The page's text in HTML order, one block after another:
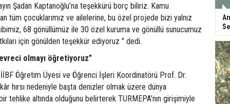
Şadan Kaptanoğlu’na teşekkürü borç biliriz. Kamu
tüm çocuklarımız ve ailelerine, bu özel projede bizi yalnız
68 gönüllümüz ile 30 özel kuruma ve gönüllü sunucumuz
için gönülden teşekkür ediyoruz ” dedi.
olmayı öğretiyoruz”
Öğretim Üyesi ve Öğrenci İşleri Koordinatörü Prof. Dr.
hırsı nedeniyle başta denizler olmak üzere dünya
tehlike altında olduğunu belirterek TURMEPA’nın girişimiyle